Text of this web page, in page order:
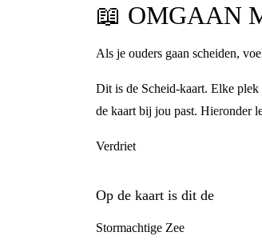
📖 OMGAAN
Als je ouders gaan scheiden,
Dit is de Scheid-kaart. Elke
de kaart bij jou past. Hieronder
Verdriet
Op de kaart is dit de
Stormachtige Zee